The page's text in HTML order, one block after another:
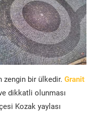
zengin bir ülkedir. Granit
dikkatli olunması
Kozak yaylası